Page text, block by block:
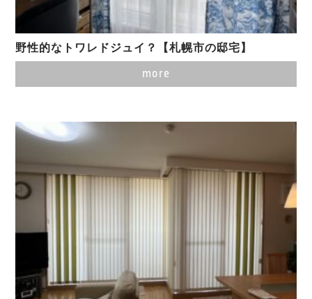
野性的なトワレドジュイ？【札幌市の邸宅】
more